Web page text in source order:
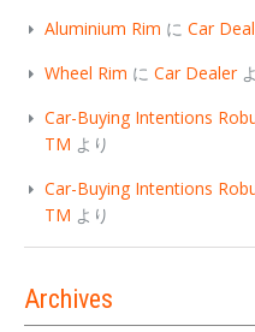
Aluminium Rim に Car
Wheel Rim に Car Dealer
Car-Buying Intentions
TM より
Car-Buying Intentions
TM より
Archives